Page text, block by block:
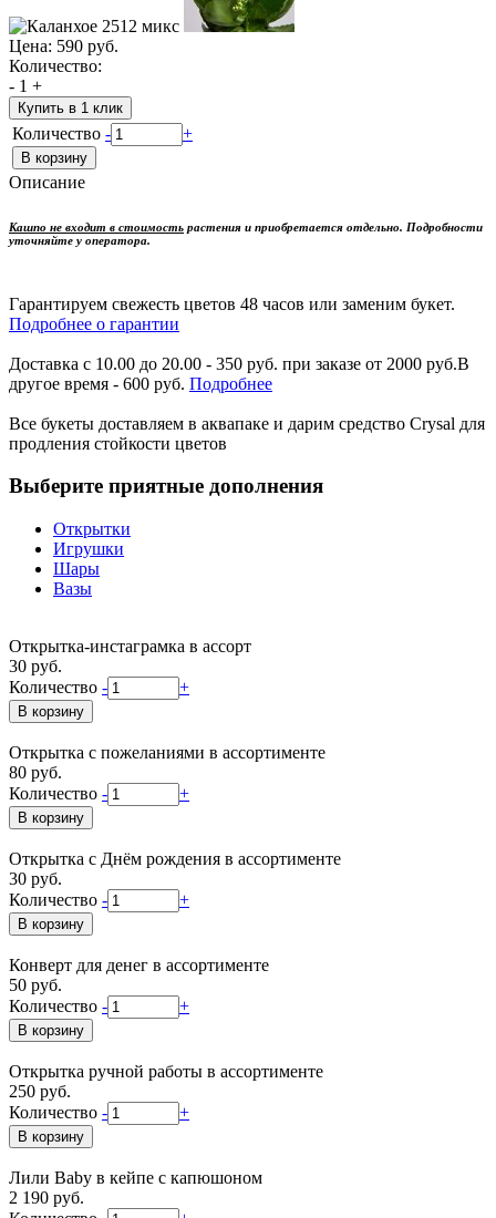
Цена: 590 руб.
Количество:
- 1 +
Купить в 1 клик
Количество - +
Описание
Кашпо не входит в стоимость растения и приобретается отдельно. Подробности
уточняйте у оператора.
Гарантируем свежесть цветов 48 часов или заменим букет.
Подробнее о гарантии
Доставка с 10.00 до 20.00 - 350 руб. при заказе от 2000 руб.В
другое время - 600 руб. Подробнее
Все букеты доставляем в аквапаке и дарим средство Crysal для
продления стойкости цветов
Выберите приятные дополнения
Открытки
Игрушки
Шары
Вазы
Открытка-инстаграмка в ассорт
30 руб.
Количество - +
Открытка с пожеланиями в ассортименте
80 руб.
Количество - +
Открытка с Днём рождения в ассортименте
30 руб.
Количество - +
Конверт для денег в ассортименте
50 руб.
Количество - +
Открытка ручной работы в ассортименте
250 руб.
Количество - +
Лили Baby в кейпе с капюшоном
2 190 руб.